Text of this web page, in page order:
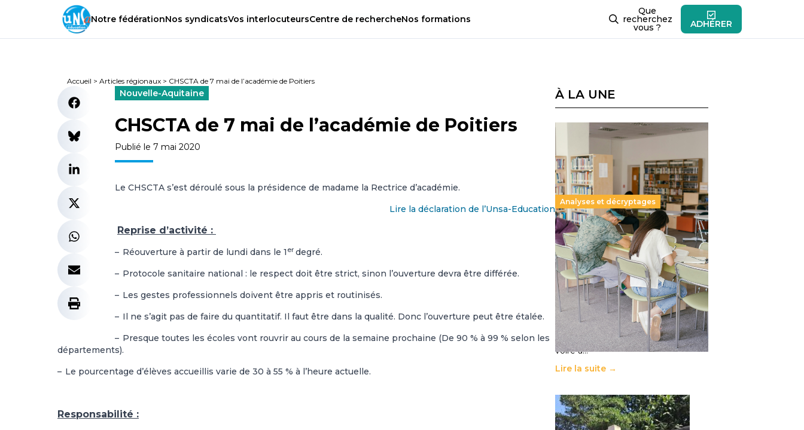
Notre fédérationNos syndicatsVos interlocuteursCentre de rechercheNos formations
Que
recherchez
vous ? ADHÉRER
Accueil > Articles régionaux > CHSCTA de 7 mai de l’académie de Poitiers
Nouvelle-Aquitaine
CHSCTA de 7 mai de l’académie de Poitiers
Publié le 7 mai 2020
Le CHSCTA s’est déroulé sous la présidence de madame la Rectrice d’académie.
Lire la déclaration de l’Unsa-Education
Reprise d’activité :
– Réouverture à partir de lundi dans le 1 er degré.
– Protocole sanitaire national : le respect doit être strict, sinon l’ouverture devra être différée.
– Les gestes professionnels doivent être appris et routinisés.
– Il ne s’agit pas de faire du quantitatif. Il faut être dans la qualité. Donc l’ouverture peut être étalée.
– Presque toutes les écoles vont rouvrir au cours de la semaine prochaine (De 90 % à 99 % selon les
départements).
– Le pourcentage d’élèves accueillis varie de 30 à 55 % à l’heure actuelle.
Responsabilité :
À LA UNE
Analyses et décryptages
Supérieur privé : une dérive
qui met à mal la promesse
républicaine
11 juillet 2026- National
Le projet de loi sur la régulation de
l’enseignement supérieur privé met
en lumière l’amplification d’un
système qui relègue l’acte
pédagogique au superfétatoire,
voire à…
Lire la suite →